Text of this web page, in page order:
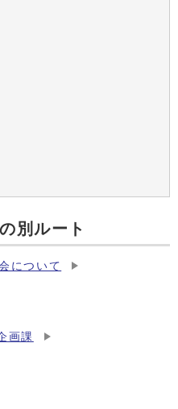
別ルート
について
画課